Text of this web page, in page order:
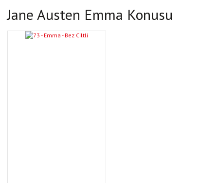
Jane Austen Emma Konusu